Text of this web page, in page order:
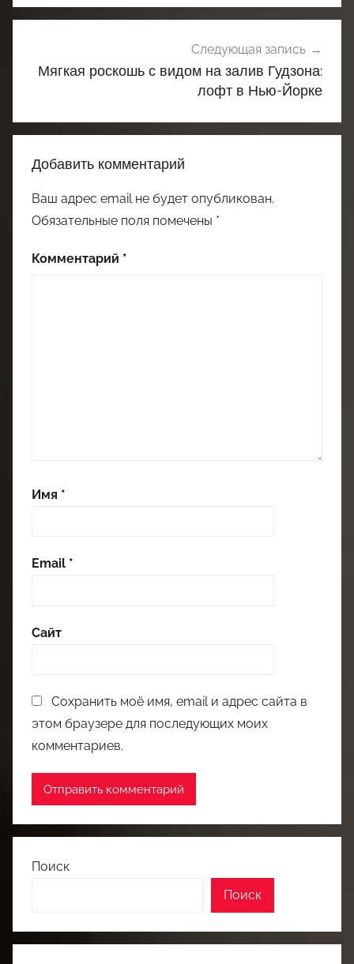
Следующая запись
Мягкая роскошь с видом на залив Гудзона:
лофт в Нью-Йорке
Добавить комментарий
Ваш адрес email не будет опубликован.
Обязательные поля помечены *
Комментарий *
Имя *
Email *
Сайт
Сохранить моё имя, email и адрес сайта в
этом браузере для последующих моих
комментариев.
Поиск
Поиск